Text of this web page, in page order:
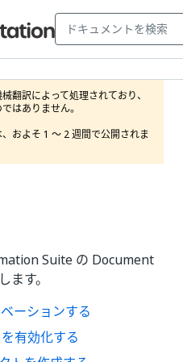
翻訳によって処理されており、
はありません。
およそ 1 ～ 2 週間で公開されま
Suite の Document
す。
ーションする
有効化する